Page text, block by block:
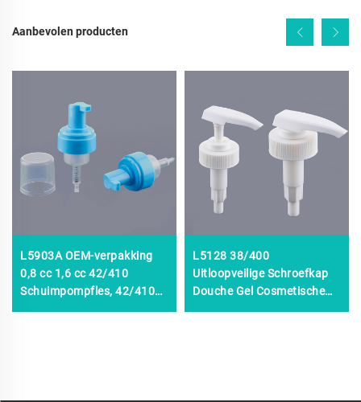
Aanbevolen producten
L5903A OEM-verpakking
0,8 cc 1,6 cc 42/410
Schuimpompfles, 42/410
L5128 38/400
Uitloopveilige Schroefkap
Douche Gel Cosmetische